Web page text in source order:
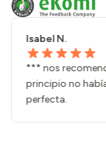
Isabel N.
*** nos
principio no
perfecta.